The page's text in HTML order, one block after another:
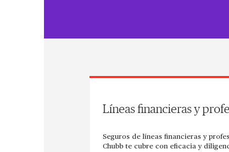
Líneas financieras y
Seguros de líneas financieras y
Chubb te cubre con eficacia y